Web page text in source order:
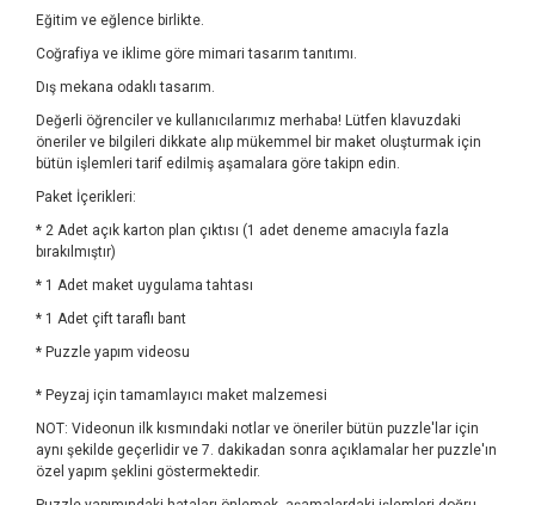
Eğitim ve eğlence birlikte.
Coğrafiya ve iklime göre mimari tasarım tanıtımı.
Dış mekana odaklı tasarım.
Değerli öğrenciler ve kullanıcılarımız merhaba! Lütfen klavuzdaki
öneriler ve bilgileri dikkate alıp mükemmel bir maket oluşturmak için
bütün işlemleri tarif edilmiş aşamalara göre takipn edin.
Paket İçerikleri:
* 2 Adet açık karton plan çıktısı (1 adet deneme amacıyla fazla
bırakılmıştır)
* 1 Adet maket uygulama tahtası
* 1 Adet çift taraflı bant
* Puzzle yapım videosu
* Peyzaj için tamamlayıcı maket malzemesi
NOT: Videonun ilk kısmındaki notlar ve öneriler bütün puzzle'lar için
aynı şekilde geçerlidir ve 7. dakikadan sonra açıklamalar her puzzle'ın
özel yapım şeklini göstermektedir.